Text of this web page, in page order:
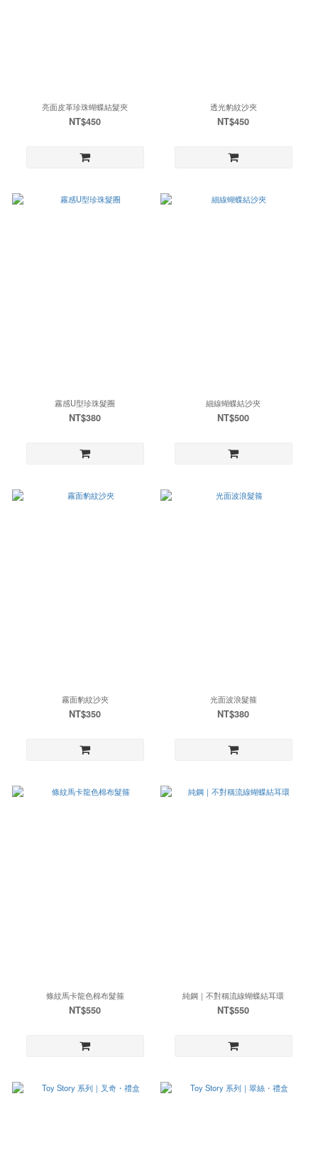
亮面皮革珍珠蝴蝶結髮夾
NT$450
透光豹紋沙夾
NT$450
霧感U型珍珠髮圈
NT$380
細線蝴蝶結沙夾
NT$500
霧面豹紋沙夾
NT$350
光面波浪髮箍
NT$380
條紋馬卡龍色棉布髮箍
NT$550
純鋼｜不對稱流線蝴蝶結耳環
NT$550